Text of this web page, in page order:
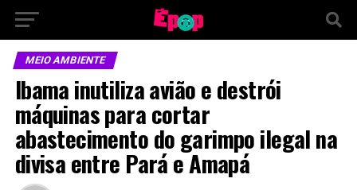
MEIO AMBIENTE
Ibama inutiliza avião e destrói
máquinas para cortar
abastecimento do garimpo ilegal na
divisa entre Pará e Amapá